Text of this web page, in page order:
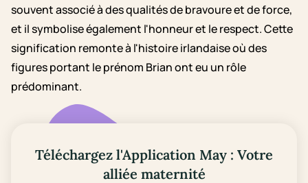
souvent associé à des qualités de bravoure et de force,
et il symbolise également l'honneur et le respect. Cette
signification remonte à l'histoire irlandaise où des
figures portant le prénom Brian ont eu un rôle
prédominant.
Téléchargez l'Application May : Votre
alliée maternité